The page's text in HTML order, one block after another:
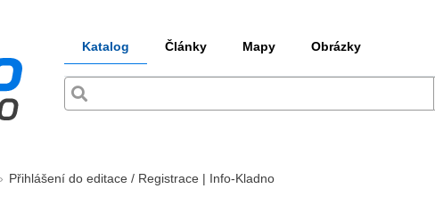
Katalog Články Mapy Obrázky
Přihlášení do editace / Registrace | Info-Kladno